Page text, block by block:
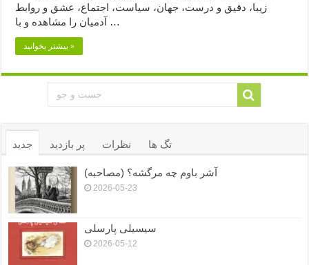
زیبا، دقیق و درست، جهان، سیاست، اجتماع، عشق و روابط
آدمیان را مشاهده و با …
بیشتر بخوانید »
جدید پر بازدید نظرات تگ ها
آشر باوم چه مرگشه؟ (مصاحبه)
2026-05-23
سیسیلی پارسلی
2026-05-12